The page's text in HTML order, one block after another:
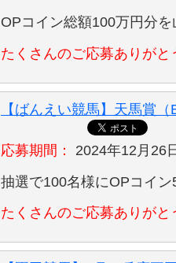
OPコイン総額100万円分
たくさんのご応募ありがと
【ばんえい競馬】天馬賞
応募期間：
2024年12月26
抽選で100名様にOPコイ
たくさんのご応募ありがと